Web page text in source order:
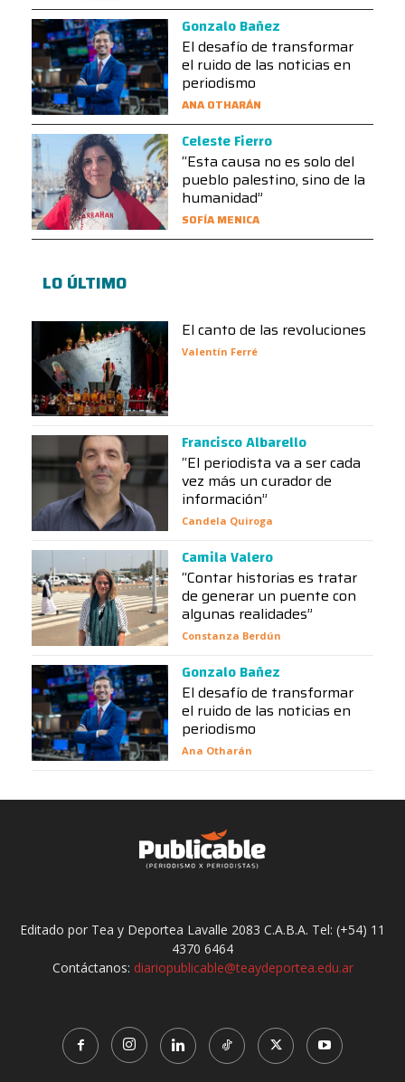
Gonzalo Bañez
El desafío de transformar
el ruido de las noticias en
periodismo
ANA OTHARÁN
Celeste Fierro
“Esta causa no es solo del
pueblo palestino, sino de la
humanidad”
SOFÍA MENICA
LO ÚLTIMO
El canto de las revoluciones
Valentín Ferré
Francisco Albarello
“El periodista va a ser cada
vez más un curador de
información”
Candela Quiroga
Camila Valero
“Contar historias es tratar
de generar un puente con
algunas realidades”
Constanza Berdún
Gonzalo Bañez
El desafío de transformar
el ruido de las noticias en
periodismo
Ana Otharán
Editado por Tea y Deportea Lavalle 2083 C.A.B.A. Tel: (+54) 11
4370 6464
Contáctanos: diariopublicable@teaydeportea.edu.ar